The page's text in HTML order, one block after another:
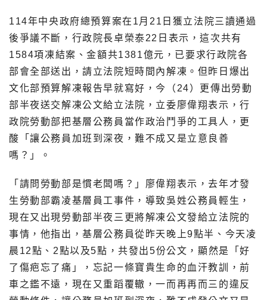
114年中央政府總預算案在1月21日獲立法院三讀通過
後爭議不斷，行政院長卓榮泰22日表示，這次共有
1584項凍結案、金額共1381億元，已要求行政院各
部會全部送出，請立法院短時間內解凍。但昨日爆出
文化部預算解凍報告早就寫好，今（24）更傳出勞動
部半夜送交解凍公文給立法院，立委廖偉翔表示，行
政院勞動部把基層公務員當作政治鬥爭的工具人，更
酸「讓公務員加班到深夜，難不成又是立意良善
嗎？」。
「請問勞動部是慣老闆嗎？」廖偉翔表示，去年才發
生勞動部霸凌基層員工事件，導致吳姓公務員輕生，
現在又出現勞動部半夜三更將解凍公文發給立法院的
事情，他指出，基層公務員從昨天晚上9點半、今天凌
晨12點、2點以及5點，共發出5份公文，顯然是「好
了傷疤忘了痛」，忘記一條寶貴生命的血汗教訓，前
車之鑑不遠，現在又重蹈覆轍，一而再再而三的違反